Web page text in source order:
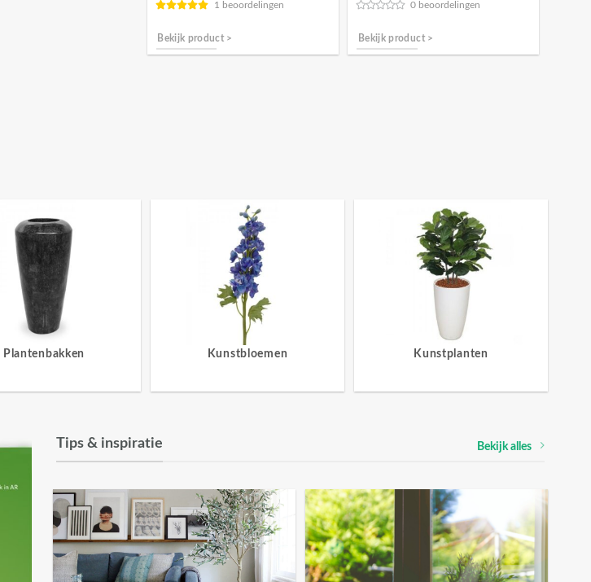
1 beoordelingen
Bekijk product >
0 beoordelingen
Bekijk product >
Plantenbakken Kunstbloemen Kunstplanten
Tips & inspiratie Bekijk alles